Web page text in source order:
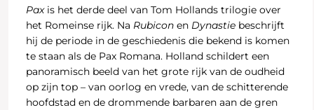
Pax is het derde deel van Tom Hollands trilogie over
het Romeinse rijk. Na Rubicon en Dynastie beschrijft
hij de periode in de geschiedenis die bekend is komen
te staan als de Pax Romana. Holland schildert een
panoramisch beeld van het grote rijk van de oudheid
op zijn top – van oorlog en vrede, van de schitterende
hoofdstad en de drommende barbaren aan de gren